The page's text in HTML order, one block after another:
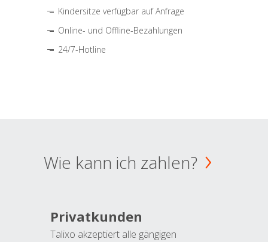
Kindersitze verfügbar auf Anfrage
Online- und Offline-Bezahlungen
24/7-Hotline
Wie kann ich zahlen?
Privatkunden
Talixo akzeptiert alle gängigen